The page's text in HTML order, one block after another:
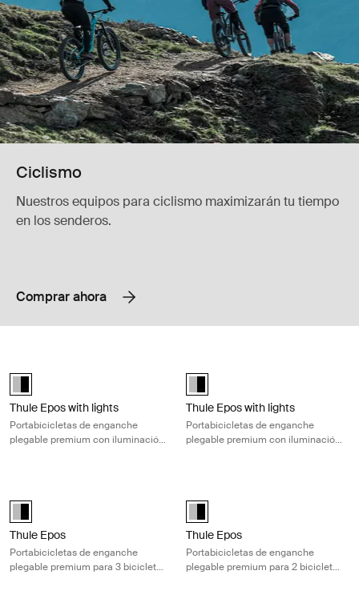
Ciclismo
Nuestros equipos para ciclismo maximizarán tu tiempo
en los senderos.
Comprar ahora
Alu-Black (selected)
Thule Epos with lights
Portabicicletas de enganche
plegable premium con iluminación
Alu-Black (selected)
Thule Epos with lights
Portabicicletas de enganche
plegable premium con iluminación
Alu-Black (selected)
Thule Epos
Portabicicletas de enganche
plegable premium para 3 bicicletas
Alu-Black (selected)
Thule Epos
Portabicicletas de enganche
plegable premium para 2 bicicletas